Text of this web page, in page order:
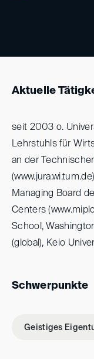
Aktuelle
seit 2003 o.
Lehrstuhls für
an der
Managing Board
Centers
School,
(global), Keio
Schwerpunkte
Geistiges